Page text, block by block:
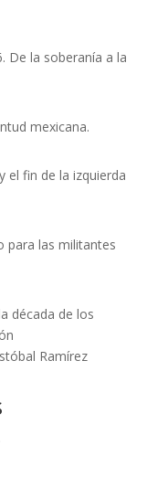
De la soberanía a la
mexicana.
el fin de la izquierda
para las militantes
década de los
Ramírez